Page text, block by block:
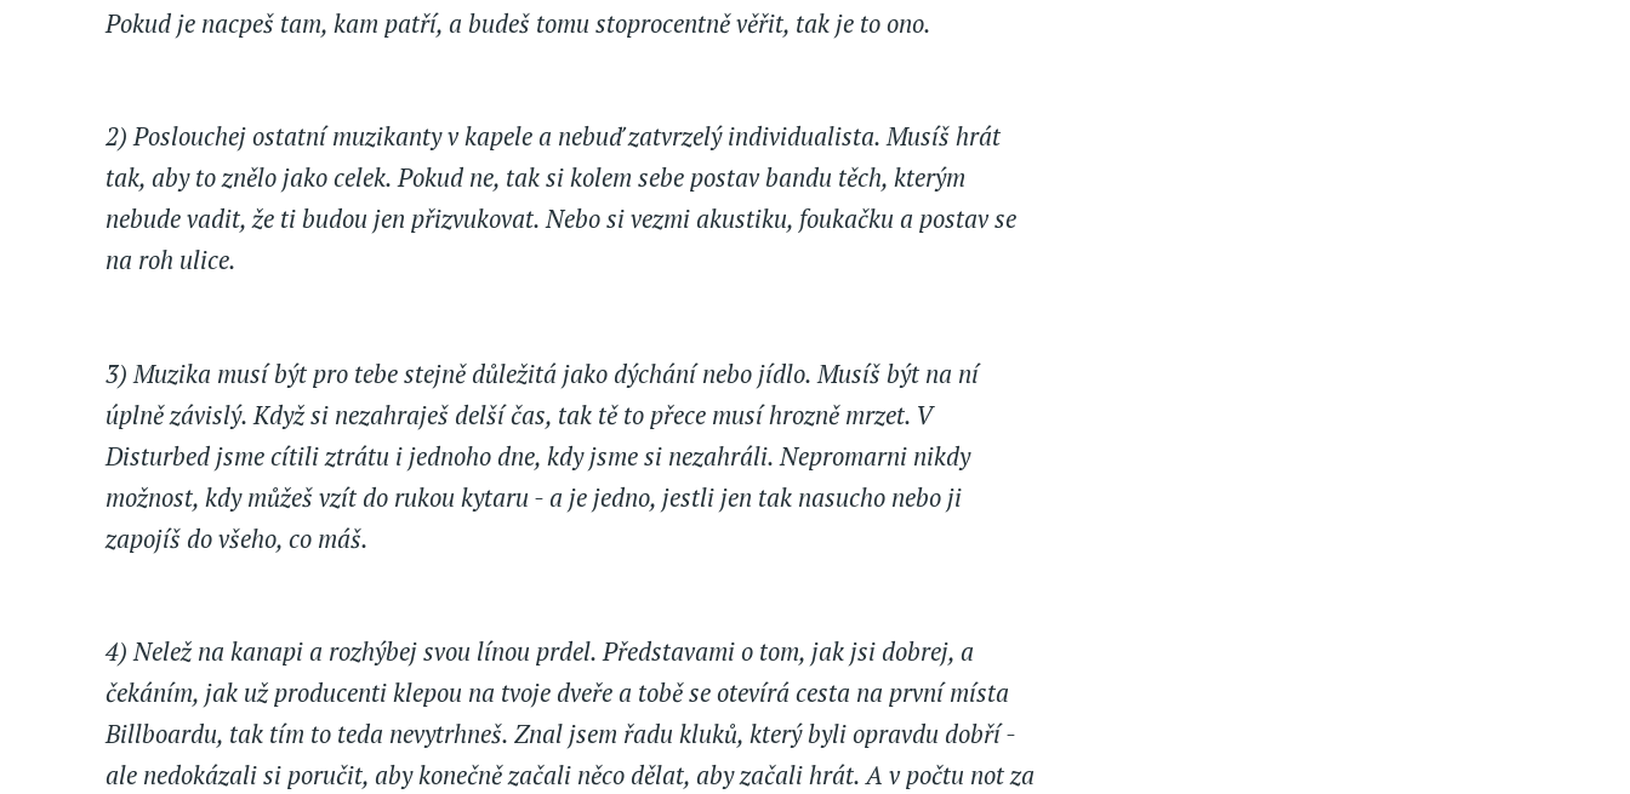
Pokud je nacpeš tam, kam patří, a budeš tomu stoprocentně věřit, tak je to ono.
2) Poslouchej ostatní muzikanty v kapele a nebuď zatvrzelý individualista. Musíš hrát
tak, aby to znělo jako celek. Pokud ne, tak si kolem sebe postav bandu těch, kterým
nebude vadit, že ti budou jen přizvukovat. Nebo si vezmi akustiku, foukačku a postav se
na roh ulice.
3) Muzika musí být pro tebe stejně důležitá jako dýchání nebo jídlo. Musíš být na ní
úplně závislý. Když si nezahraješ delší čas, tak tě to přece musí hrozně mrzet. V
Disturbed jsme cítili ztrátu i jednoho dne, kdy jsme si nezahráli. Nepromarni nikdy
možnost, kdy můžeš vzít do rukou kytaru - a je jedno, jestli jen tak nasucho nebo ji
zapojíš do všeho, co máš.
4) Nelež na kanapi a rozhýbej svou línou prdel. Představami o tom, jak jsi dobrej, a
čekáním, jak už producenti klepou na tvoje dveře a tobě se otevírá cesta na první místa
Billboardu, tak tím to teda nevytrhneš. Znal jsem řadu kluků, který byli opravdu dobří -
ale nedokázali si poručit, aby konečně začali něco dělat, aby začali hrát. A v počtu not za